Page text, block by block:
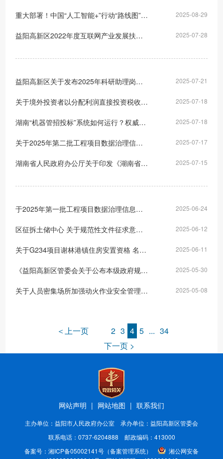
重大部署！中国“人工智能+”行动“路线图”来了 2025-08-29
益阳高新区2022年度互联网产业发展扶持资金拟奖补情况公示 2025-07-28
益阳高新区关于发布2025年科研助理岗位招聘的公告（第一批） 2025-07-21
关于境外投资者以分配利润直接投资税收抵免政策的公告 2025-07-18
湖南“机器管招投标”系统如何运行？权威解答→ 2025-07-18
关于2025年第二批工程项目数据治理信息情况的公示 2025-07-17
湖南省人民政府办公厅关于印发《湖南省普及健康生活方式 推行“减盐减油”专项行动计划（2025—2027年）》的通知 2025-07-15
于2025年第一批工程项目数据治理信息情况的公示 2025-06-24
区征拆土储中心 关于规范性文件征求意见的通知 2025-06-12
关于G234项目谢林港镇住房安置资格 名单公示 2025-06-11
《益阳高新区管委会关于公布本级政府规范性文件清理结果的决定（征求意见稿）》的公告 2025-05-30
关于人员密集场所加强动火作业安全管理的通告 2025-05-08
＜上一页 2 3 4 5 ... 34
下一页 >
网站声明 | 网站地图 | 联系我们
主办单位：益阳市人民政府办公室 承办单位：益阳高新区管委会
联系电话：0737-6204888 邮政编码：413000
备案号： 湘ICP备05002141号 （备案管理系统）
湘公网安备